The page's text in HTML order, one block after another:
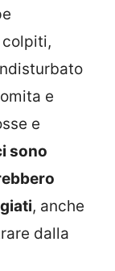
e
e
sono
, anche
dalla